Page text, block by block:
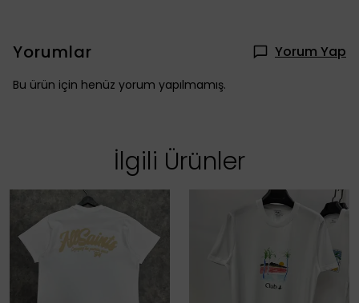
Yorumlar Yorum Yap
Bu ürün için henüz yorum yapılmamış.
İlgili Ürünler